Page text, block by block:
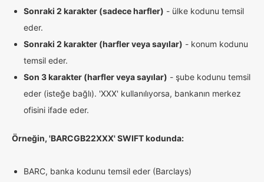
Sonraki 2 karakter (sadece harfler) - ülke kodunu temsil
eder.
Sonraki 2 karakter (harfler veya sayılar) - konum kodunu
temsil eder.
Son 3 karakter (harfler veya sayılar) - şube kodunu temsil
eder (isteğe bağlı). 'XXX' kullanılıyorsa, bankanın merkez
ofisini ifade eder.
Örneğin, 'BARCGB22XXX' SWIFT kodunda:
BARC, banka kodunu temsil eder (Barclays)